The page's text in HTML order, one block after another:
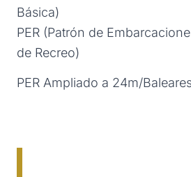
Básica)
PER (Patrón de
de Recreo)
PER Ampliado a 24m/